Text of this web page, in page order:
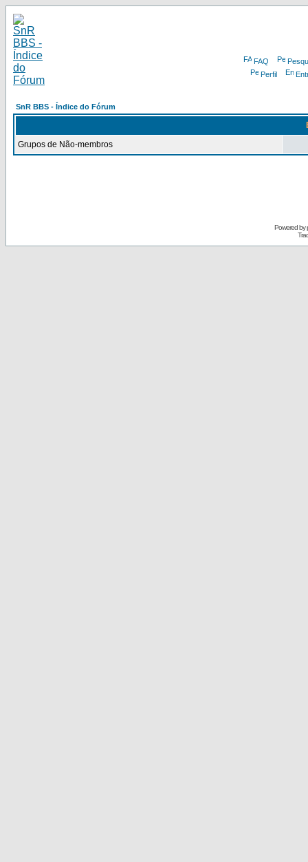
FAQ
Perfil
SnR BBS - Índice do Fórum
Grupos de Não-membros
Powered by